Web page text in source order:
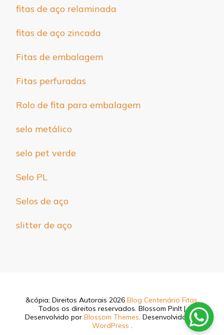
fitas de aço relaminada
fitas de aço zincada
Fitas de embalagem
Fitas perfuradas
Rolo de fita para embalagem
selo metálico
selo pet verde
Selo PL
Selos de aço
slitter de aço
&cópia; Direitos Autorais 2026 Blog Centenário Fitas.
Todos os direitos reservados. Blossom PinIt |
Desenvolvido por Blossom Themes. Desenvolvido por
WordPress .